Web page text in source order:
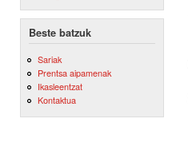
Beste batzuk
Sariak
Prentsa aipamenak
Ikasleentzat
Kontaktua